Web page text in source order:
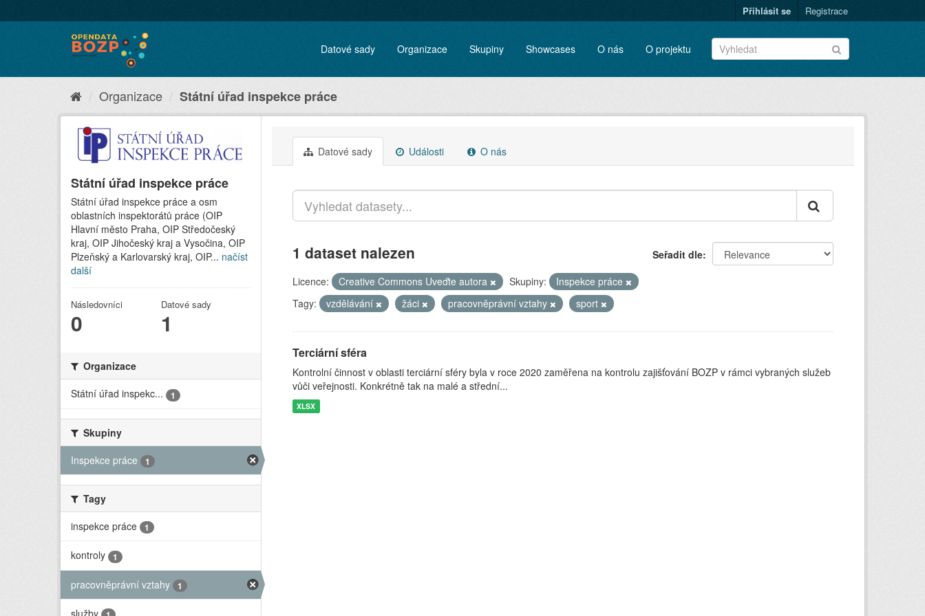
Přihlásit se Registrace
Datové sady Organizace Skupiny Showcases O nás O projektu
Organizace Státní úřad inspekce práce
Státní úřad inspekce práce
Státní úřad inspekce práce a osm
oblastních inspektorátů práce (OIP
Hlavní město Praha, OIP Středočeský
kraj, OIP Jihočeský kraj a Vysočina, OIP
Plzeňský a Karlovarský kraj, OIP... načíst
další
Následovníci
0
Datové sady
1
Organizace
Státní úřad inspekc...
1
Skupiny
Inspekce práce
1
Tagy
inspekce práce
1
kontroly 1
pracovněprávní vztahy 1
služby
Datové sady Události O nás
Seřadit dle
1 dataset nalezen
Licence: Creative Commons Uveďte autora Skupiny:
Inspekce práce
Tagy:
vzdělávání žáci pracovněprávní vztahy sport
Terciární sféra
Kontrolní činnost v oblasti terciární sféry byla v roce 2020 zaměřena na kontrolu zajišťování BOZP v rámci vybraných služeb
vůči veřejnosti. Konkrétně tak na malé a střední...
XLSX